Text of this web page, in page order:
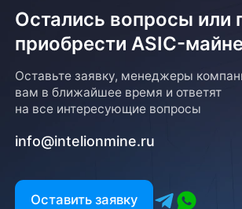
Остались вопросы или
приобрести ASIC-
Оставьте заявку, менеджеры
вам в ближайшее время и ответят
на все интересующие вопросы
info@intelionmine.ru
Оставить заявку